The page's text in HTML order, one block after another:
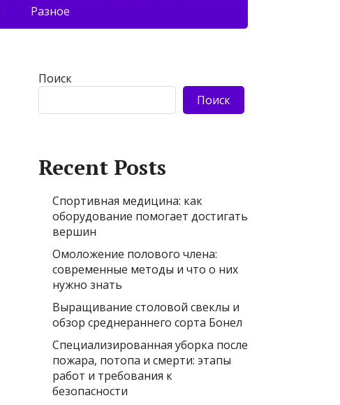
Разное
Поиск
Поиск
Recent Posts
Спортивная медицина: как
оборудование помогает достигать
вершин
Омоложение полового члена:
современные методы и что о них
нужно знать
Выращивание столовой свеклы и
обзор среднераннего сорта Бонел
Специализированная уборка после
пожара, потопа и смерти: этапы
работ и требования к
безопасности